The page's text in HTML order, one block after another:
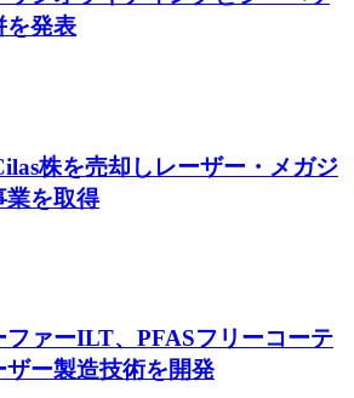
を発表
株を売却しレーザー・メガジ
業を取得
ファーILT、PFASフリーコーテ
ザー製造技術を開発